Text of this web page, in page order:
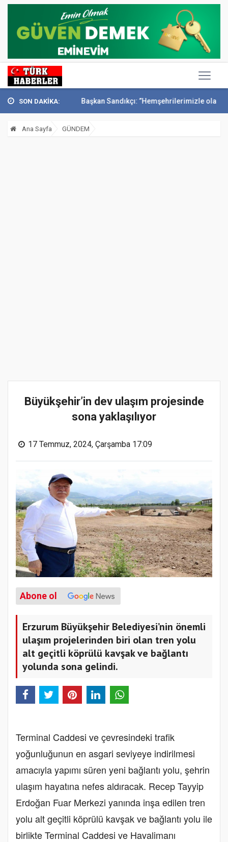
SON DAKİKA:
anıldı Başkan Sandıkçı: ”Hemşehrilerimizle olan güçl...
Ana Sayfa GÜNDEM
Büyükşehir’in dev ulaşım projesinde
sona yaklaşılıyor
17 Temmuz, 2024, Çarşamba 17:09
Abone ol
Erzurum Büyükşehir Belediyesi’nin önemli
ulaşım projelerinden biri olan tren yolu
alt geçitli köprülü kavşak ve bağlantı
yolunda sona gelindi.
Terminal Caddesi ve çevresindeki trafik
yoğunluğunun en asgari seviyeye indirilmesi
amacıyla yapımı süren yeni bağlantı yolu, şehrin
ulaşım hayatına nefes aldıracak. Recep Tayyip
Erdoğan Fuar Merkezi yanında inşa edilen tren
yolu alt geçitli köprülü kavşak ve bağlantı yolu ile
birlikte Terminal Caddesi ve Havalimanı